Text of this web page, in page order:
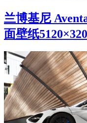
兰博基尼
面壁纸